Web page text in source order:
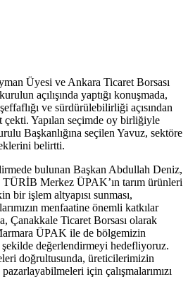
Üyesi ve Ankara Ticaret Borsası
açılışında yaptığı konuşmada,
ve sürdürülebilirliği açısından
Yapılan seçimde oy birliğiyle
Başkanlığına seçilen Yavuz, sektöre
belirtti.
bulunan Başkan Abdullah Deniz,
TÜRİB Merkez ÜPAK’ın tarım ürünleri
bir işlem altyapısı sunması,
menfaatine önemli katkılar
Çanakkale Ticaret Borsası olarak
ÜPAK ile de bölgemizin
değerlendirmeyi hedefliyoruz.
doğrultusunda, üreticilerimizin
için çalışmalarımızı